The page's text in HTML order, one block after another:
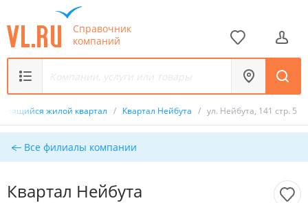
Справочник
компаний
жилой квартал / Квартал Нейбута / ул. Нейбута, 141 стр. 5
Все филиалы компании
Квартал Нейбута